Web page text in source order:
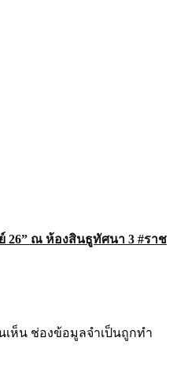
26” ณ ห้องสินธูทัศนา 3 #ราช
เห็น ช่องข้อมูลจำเป็นถูกทำ